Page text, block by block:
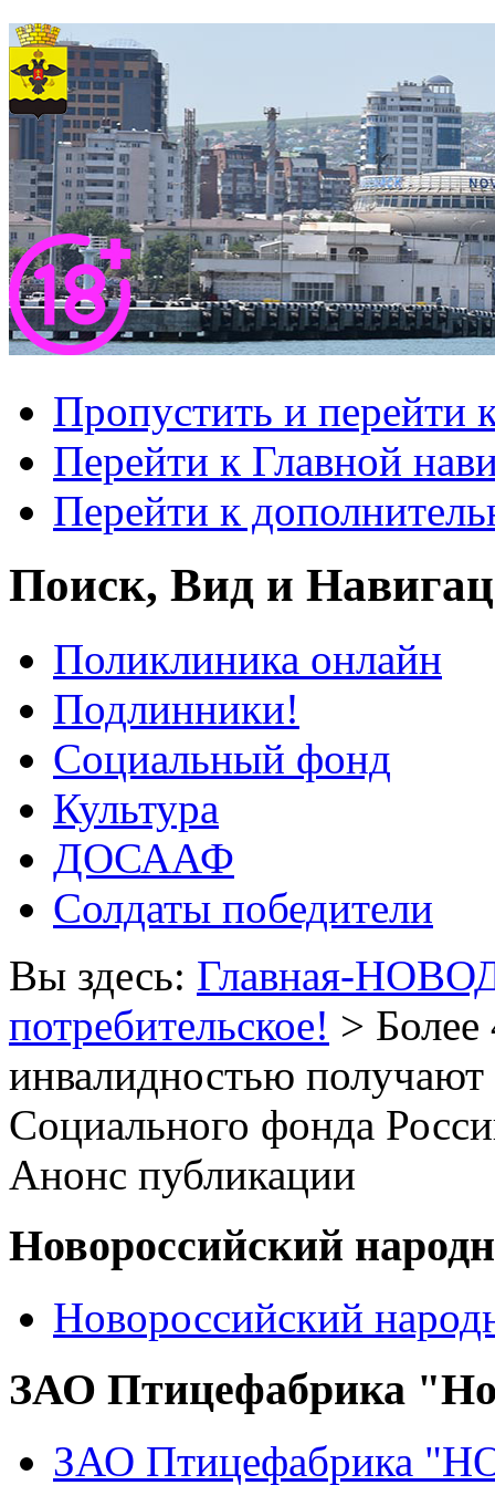
Пропустить и перейти
Перейти к Главной
Перейти к
Поиск, Вид и
Поликлиника онлайн
Подлинники!
Социальный фонд
Культура
ДОСААФ
Солдаты победители
Вы здесь: Главная-
потребительское! >
инвалидностью
Социального фонда
Анонс публикации
Новороссийский
Новороссийский
ЗАО Птицефабрика
ЗАО Птицефабрика